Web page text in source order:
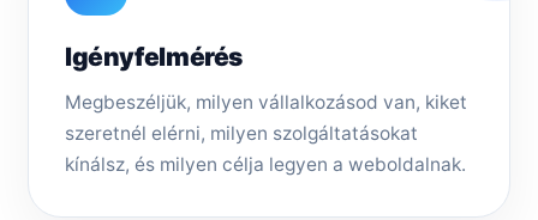
Igényfelmérés
Megbeszéljük, milyen vállalkozásod van, kiket
szeretnél elérni, milyen szolgáltatásokat
kínálsz, és milyen célja legyen a weboldalnak.